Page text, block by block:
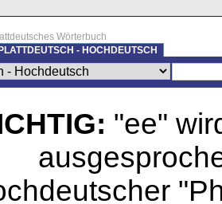
Wörterbuch
PLATTDEUTSCH - HOCHDEUTSCH
"ee"